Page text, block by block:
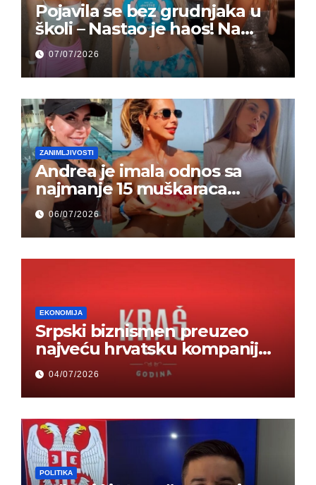
Pojavila se bez grudnjaka u
školi – Nastao je haos! Na
grupi je majke napale (FOTO)
07/07/2026
ZANIMLJIVOSTI
Andrea je imala odnos sa
najmanje 15 muškaraca
odjednom – „Doktor mi je
rekao…“ (FOTO)
06/07/2026
EKONOMIJA
Srpski biznismen preuzeo
najveću hrvatsku kompaniju i
ponos zemlje – Hrvati ne
mogu da veruju
04/07/2026
POLITIKA